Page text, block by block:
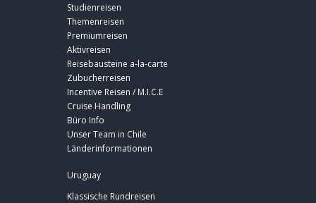
Studienreisen
Themenreisen
Premiumreisen
Aktivreisen
Reisebausteine a-la-carte
Zubucherreisen
Incentive Reisen / M.I.C.E
Cruise Handling
Büro Info
Unser Team in Chile
Länderinformationen
Uruguay
Klassische Rundreisen